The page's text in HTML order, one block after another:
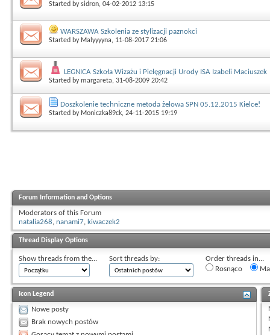
Started bysidron, 04-02-2012 13:15
WARSZAWA Szkolenia ze stylizacji paznokci
Started by Malyyyyna, 11-08-2017 21:06
LEGNICA Szkoła Wizażu i Pielęgnacji Urody ISA Izabeli Maciuszek
Started bymargareta, 31-08-2009 20:42
Doszkolenie techniczne metoda żelowa SPN 05.12.2015 Kielce!
Started by Moniczka89ck, 24-11-2015 19:19
Forum Information and Options
Moderators of this Forum
natalia268, nanami7, kiwaczek2
Thread Display Options
Show threads from the... Sort threads by:
Order threads in...
Rosnąco
Icon Legend
Nowe posty
Brak nowych postów